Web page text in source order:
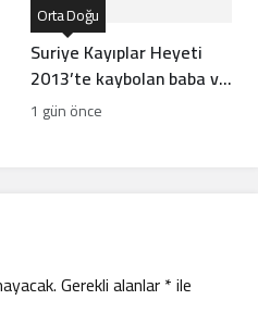
Suriye Kayıplar Heyeti
2013’te kaybolan baba ve
oğlun akıbetini açıkladı
Orta Doğu
1 gün önce
Gerekli alanlar*ile